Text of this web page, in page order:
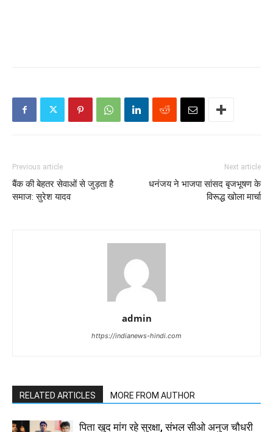
Previous article
बैंक की बेहतर सेवाओं से जुड़ता है
समाज: सुरेश यादव
Next article
धनंजय ने भाजपा सांसद बृजभूषण के
विरूद्ध खोला मार्चा
admin
https://indianews-hindi.com
RELATED ARTICLES MORE FROM AUTHOR
पिता खुद मांग रहे सुरक्षा, संभल सीओ अनुज चौधरी